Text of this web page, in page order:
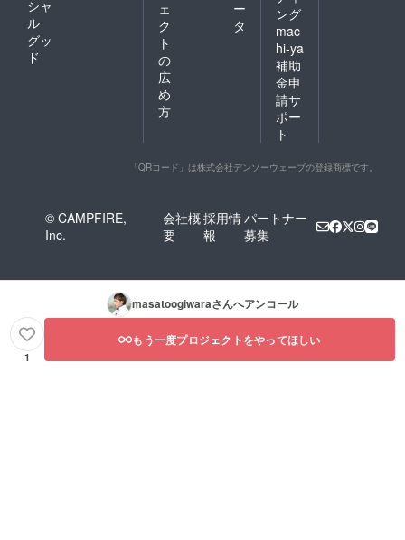
シャ
ル
グッ
ド
ェ
ク
ト
の
広
め
方
ー
タ
ング
mac
hi-ya
補助
金申
請サ
ポー
ト
「QRコード」は株式会社デンソーウェーブの登録商標です。
© CAMPFIRE,
Inc.
会社概
要
採用情
報
パートナー
募集
masatoogiwaraさんへアンコール
1
もう一度プロジェクトをやってほしい